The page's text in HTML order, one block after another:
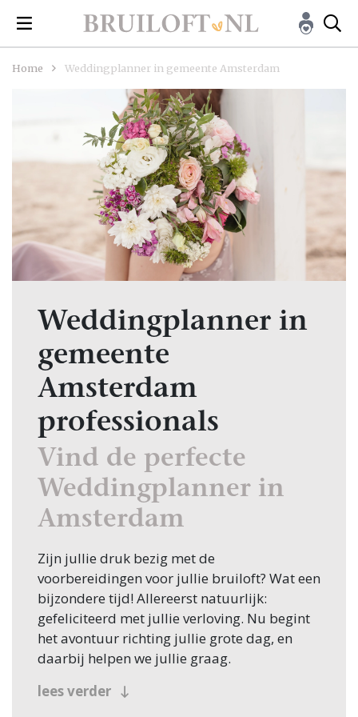
Home Weddingplanner in gemeente Amsterdam
Weddingplanner in
gemeente
Amsterdam
professionals
Vind de perfecte
Weddingplanner in
Amsterdam
Zijn jullie druk bezig met de
voorbereidingen voor jullie bruiloft? Wat een
bijzondere tijd! Allereerst natuurlijk:
gefeliciteerd met jullie verloving. Nu begint
het avontuur richting jullie grote dag, en
daarbij helpen we jullie graag.
Een van de eerste stappen in de planning is
lees verder